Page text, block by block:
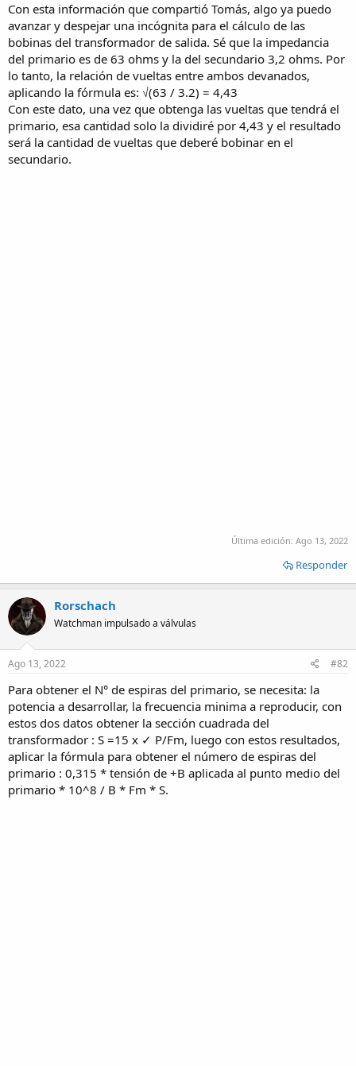
Con esta información que compartió Tomás, algo ya puedo
avanzar y despejar una incógnita para el cálculo de las
bobinas del transformador de salida. Sé que la impedancia
del primario es de 63 ohms y la del secundario 3,2 ohms. Por
lo tanto, la relación de vueltas entre ambos devanados,
aplicando la fórmula es: √(63 / 3.2) = 4,43
Con este dato, una vez que obtenga las vueltas que tendrá el
primario, esa cantidad solo la dividiré por 4,43 y el resultado
será la cantidad de vueltas que deberé bobinar en el
secundario.
Última edición: Ago 13, 2022
Responder
Rorschach
Watchman impulsado a válvulas
Ago 13, 2022 #82
Para obtener el N° de espiras del primario, se necesita: la
potencia a desarrollar, la frecuencia minima a reproducir, con
estos dos datos obtener la sección cuadrada del
transformador : S =15 x ✓ P/Fm, luego con estos resultados,
aplicar la fórmula para obtener el número de espiras del
primario : 0,315 * tensión de +B aplicada al punto medio del
primario * 10^8 / B * Fm * S.